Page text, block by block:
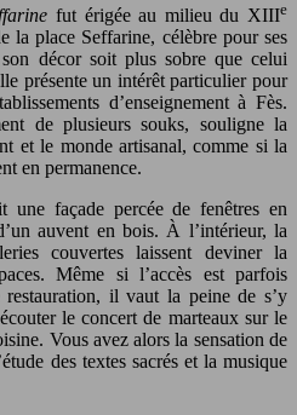
fut érigée au milieu du XIIIe
la place Seffarine, célèbre pour ses
décor soit plus sobre que celui
présente un intérêt particulier pour
d’enseignement à Fès.
de plusieurs souks, souligne la
et le monde artisanal, comme si la
en permanence.
une façade percée de fenêtres en
auvent en bois. À l’intérieur, la
couvertes laissent deviner la
Même si l’accès est parfois
il vaut la peine de s’y
le concert de marteaux sur le
Vous avez alors la sensation de
des textes sacrés et la musique